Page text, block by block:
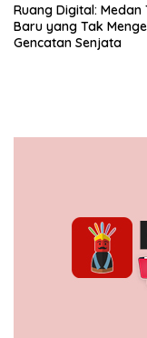
Ruang Digital: Medan
Baru yang Tak
Gencatan Senjata